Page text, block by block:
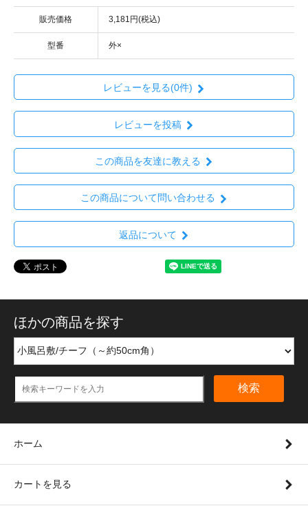
販売価格 3,181円(税込)
型番 外×
レビューを見る(0件)
レビューを投稿
この商品を友達に教える
この商品について問い合わせる
返品について
ほかの商品を探す
検索
ホーム
カートを見る